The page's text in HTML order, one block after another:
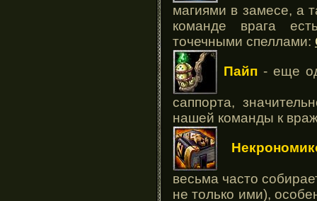
магиями в замесе, а
команде врага
точечными спеллами:
Пайп- еще
саппорта,
нашей команды к
весьма часто
не только ими),